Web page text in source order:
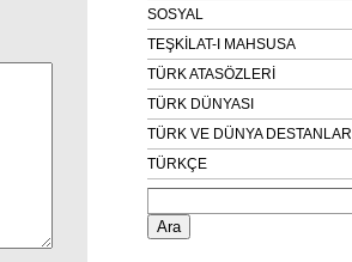
SOSYAL
TEŞKİLAT-I MAHSUSA
TÜRK ATASÖZLERİ
TÜRK DÜNYASI
TÜRK VE DÜNYA DESTANLARI
TÜRKÇE
Arama: